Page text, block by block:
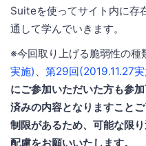
Suiteを使ってサイト内に存
通して学んでいきます。
※今回取り上げる脆弱性の種
実施)
第29回(2019.11.27
にご参加いただいた方も参
済みの内容となりますこと
制限があるため、可能な限
配慮をお願いいたします。